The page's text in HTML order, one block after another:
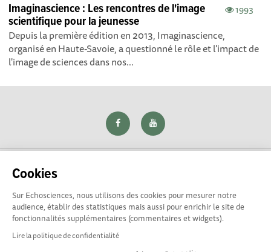
Cookies
Sur Echosciences, nous utilisons des cookies pour mesurer notre
audience, établir des statistiques mais aussi pour enrichir le site de
fonctionnalités supplémentaires (commentaires et widgets).
Lire la politique de confidentialité
1993
Imaginascience : ​​Les rencontres de l'image
scientifique pour la jeunesse
Depuis la première édition en 2013, Imaginascience,
organisé en Haute-Savoie, a questionné le rôle et l'impact de
l'image de sciences dans nos...
Explorer, s’exprimer, rentrer en contact : Echosciences Loire
est le réseau social des amateurs de sciences et de
technologies du territoire. Propulsé parLa Rotonde